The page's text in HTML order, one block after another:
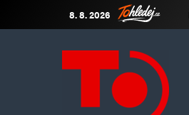
8. 8. 2026